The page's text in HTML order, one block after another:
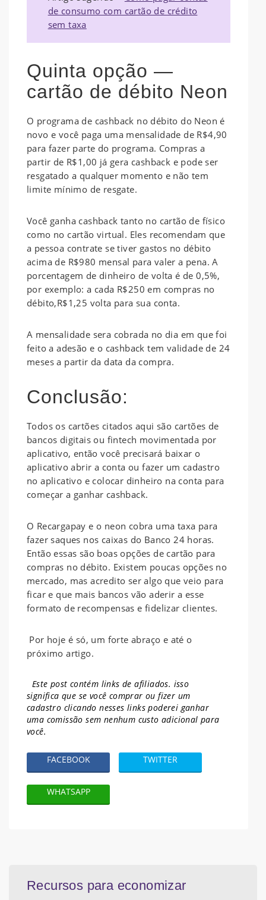
de consumo com cartão de crédito
sem taxa
Quinta opção —
cartão de débito Neon
O programa de cashback no débito do Neon é
novo e você paga uma mensalidade de R$4,90
para fazer parte do programa. Compras a
partir de R$1,00 já gera cashback e pode ser
resgatado a qualquer momento e não tem
limite mínimo de resgate.
Você ganha cashback tanto no cartão de físico
como no cartão virtual. Eles recomendam que
a pessoa contrate se tiver gastos no débito
acima de R$980 mensal para valer a pena. A
porcentagem de dinheiro de volta é de 0,5%,
por exemplo: a cada R$250 em compras no
débito,R$1,25 volta para sua conta.
A mensalidade sera cobrada no dia em que foi
feito a adesão e o cashback tem validade de 24
meses a partir da data da compra.
Conclusão:
Todos os cartões citados aqui são cartões de
bancos digitais ou fintech movimentada por
aplicativo, então você precisará baixar o
aplicativo abrir a conta ou fazer um cadastro
no aplicativo e colocar dinheiro na conta para
começar a ganhar cashback.
O Recargapay e o neon cobra uma taxa para
fazer saques nos caixas do Banco 24 horas.
Então essas são boas opções de cartão para
compras no débito. Existem poucas opções no
mercado, mas acredito ser algo que veio para
ficar e que mais bancos vão aderir a esse
formato de recompensas e fidelizar clientes.
Por hoje é só, um forte abraço e até o
próximo artigo.
Este post contém links de afiliados. isso
significa que se você comprar ou fizer um
cadastro clicando nesses links poderei ganhar
uma comissão sem nenhum custo adicional para
você.
FACEBOOK TWITTER
WHATSAPP
Recursos para economizar